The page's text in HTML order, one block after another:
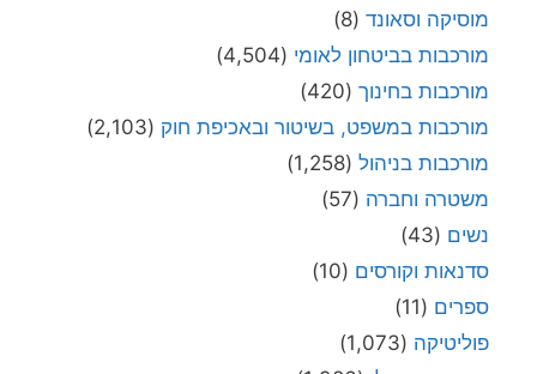
מוסיקה וסאונד (8)
מורכבות בביטחון לאומי (4,504)
מורכבות בחינוך (420)
מורכבות במשפט, בשיטור ובאכיפת חוק (2,103)
מורכבות בניהול (1,258)
משטרה וחברה (57)
נשים (43)
סדנאות וקורסים (10)
ספרים (11)
פוליטיקה (1,073)